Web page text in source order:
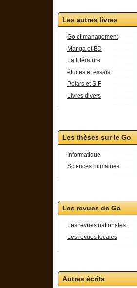
Les autres livres
Go et management
Manga et BD
La littérature
études et essais
Polars et S-F
Livres divers
Les thèses sur le Go
Informatique
Sciences humaines
Les revues de Go
Les revues nationales
Les revues locales
Autres écrits